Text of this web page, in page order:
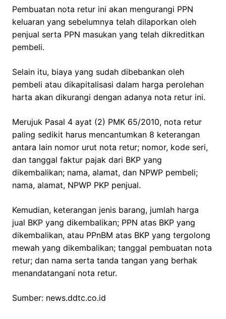
Pembuatan nota retur ini akan mengurangi PPN
keluaran yang sebelumnya telah dilaporkan oleh
penjual serta PPN masukan yang telah dikreditkan
pembeli.
Selain itu, biaya yang sudah dibebankan oleh
pembeli atau dikapitalisasi dalam harga perolehan
harta akan dikurangi dengan adanya nota retur ini.
Merujuk Pasal 4 ayat (2) PMK 65/2010, nota retur
paling sedikit harus mencantumkan 8 keterangan
antara lain nomor urut nota retur; nomor, kode seri,
dan tanggal faktur pajak dari BKP yang
dikembalikan; nama, alamat, dan NPWP pembeli;
nama, alamat, NPWP PKP penjual.
Kemudian, keterangan jenis barang, jumlah harga
jual BKP yang dikembalikan; PPN atas BKP yang
dikembalikan, atau PPnBM atas BKP yang tergolong
mewah yang dikembalikan; tanggal pembuatan nota
retur; dan nama serta tanda tangan yang berhak
menandatangani nota retur.
Sumber: news.ddtc.co.id